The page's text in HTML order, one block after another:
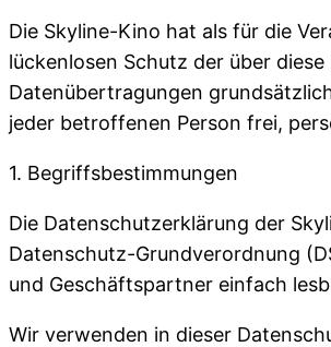
Die Skyline-Kino hat als für die
lückenlosen Schutz der über
Datenübertragungen
jeder betroffenen Person frei,
1. Begriffsbestimmungen
Die Datenschutzerklärung der
Datenschutz-Grundverordnung
und Geschäftspartner einfach
Wir verwenden in dieser